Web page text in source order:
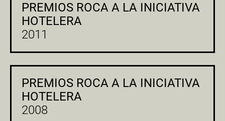
PREMIOS ROCA A LA INICIATIVA
HOTELERA
2011
PREMIOS ROCA A LA INICIATIVA
HOTELERA
2008